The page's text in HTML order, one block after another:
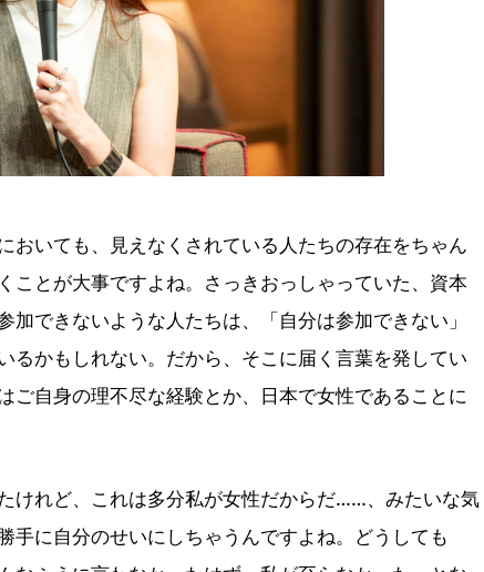
いても、見えなくされている人たちの存在をちゃん
ことが大事ですよね。さっきおっしゃっていた、資本
できないような人たちは、「自分は参加できない」
るかもしれない。だから、そこに届く言葉を発してい
ご自身の理不尽な経験とか、日本で女性であることに
けれど、これは多分私が女性だからだ……、みたいな気
手に自分のせいにしちゃうんですよね。どうしても